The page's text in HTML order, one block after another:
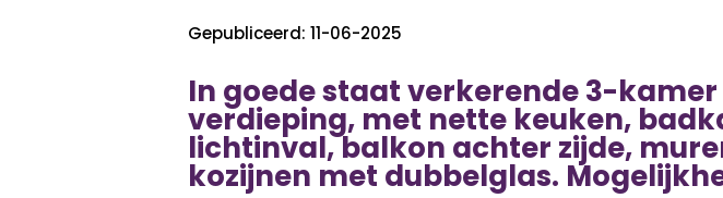
Gepubliceerd: 11-06-2025
In goede staat verkerende 3-
verdieping, met nette keuken,
lichtinval, balkon achter zijde,
kozijnen met dubbelglas.